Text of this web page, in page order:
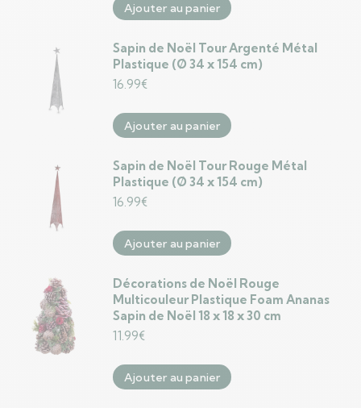
Ajouter au panier
Sapin de Noël Tour Argenté Métal
Plastique (Ø 34 x 154 cm)
16.99€
Ajouter au panier
Sapin de Noël Tour Rouge Métal
Plastique (Ø 34 x 154 cm)
16.99€
Ajouter au panier
Décorations de Noël Rouge
Multicouleur Plastique Foam Ananas
Sapin de Noël 18 x 18 x 30 cm
11.99€
Ajouter au panier